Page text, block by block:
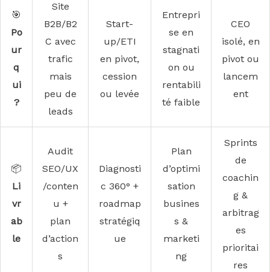
🎯
Po
ur
q
ui
?
Site
B2B/B2
C avec
trafic
mais
peu de
leads
Start-
up/ETI
en pivot,
cession
ou levée
Entrepri
se en
stagnati
on ou
rentabili
té faible
CEO
isolé, en
pivot ou
lancem
ent
📦
Li
vr
ab
le
Audit
SEO/UX
/conten
u +
plan
d’action
s
Diagnosti
c 360° +
roadmap
stratégiq
ue
Plan
d’optimi
sation
busines
s &
marketi
ng
Sprints
de
coachin
g &
arbitrag
es
prioritai
res